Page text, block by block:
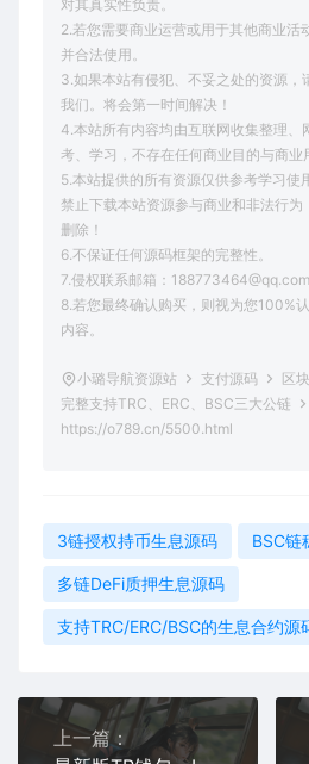
对其真实性负责。
2.若您需要商业运营或用于其他商业活
并合法使用。
3.如果本站有侵犯、不妥之处的资源，
我们。将会第一时间解决！
4.本站所有内容均由互联网收集整理、
考、学习，不存在任何商业目的与商业
5.本站提供的所有资源仅供参考学习使
禁止下载本站资源参与商业和非法行
删除！
6.不保证任何源码框架的完整性。
7.侵权联系邮箱：188773464@qq.com
8.若您最终确认购买，则视为您100%
内容。
小璐导航资源站 支付源码
区
完整支持TRC、ERC、BSC三大公链
https://o789.cn/5500.html
3链授权持币生息源码 BSC链
多链DeFi质押生息源码
支持TRC/ERC/BSC的生息合约源
上一篇：